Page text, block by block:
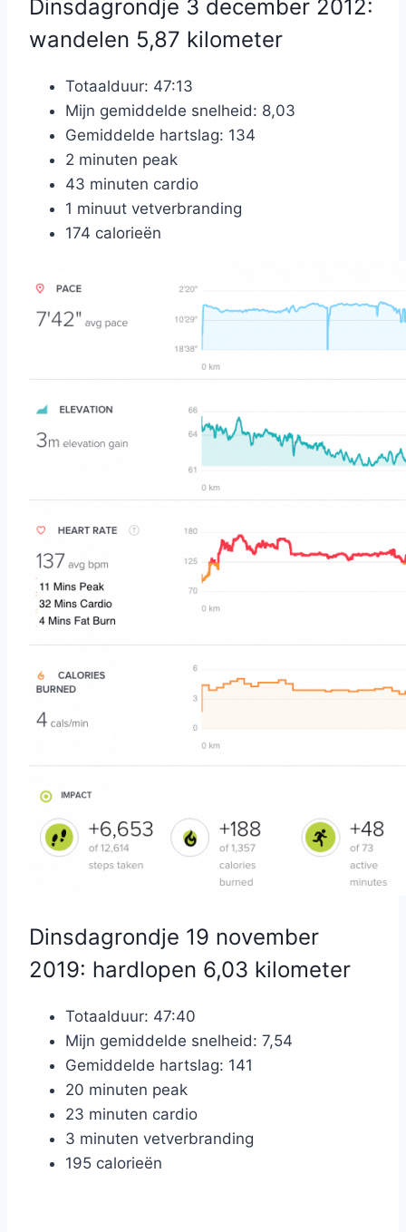
Dinsdagrondje 3 december 2012:
wandelen 5,87 kilometer
Totaalduur: 47:13
Mijn gemiddelde snelheid: 8,03
Gemiddelde hartslag: 134
2 minuten peak
43 minuten cardio
1 minuut vetverbranding
174 calorieën
Dinsdagrondje 19 november
2019: hardlopen 6,03 kilometer
Totaalduur: 47:40
Mijn gemiddelde snelheid: 7,54
Gemiddelde hartslag: 141
20 minuten peak
23 minuten cardio
3 minuten vetverbranding
195 calorieën